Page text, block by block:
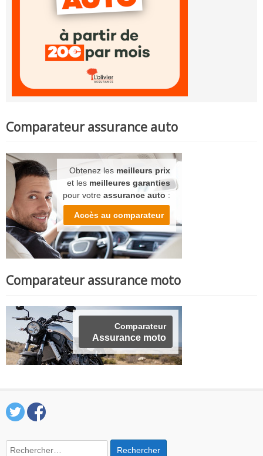
Comparateur assurance auto
Obtenez les meilleurs prix
et les meilleures garanties
pour votre assurance auto :
Accès au comparateur
Comparateur assurance moto
Comparateur
Assurance moto